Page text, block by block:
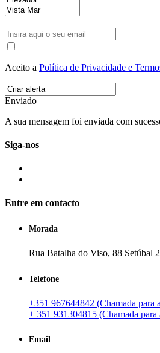
Aceito a Política de Privacidade e
Enviado
A sua mensagem foi enviada com
Siga-nos
Entre em contacto
Morada
Rua Batalha do Viso, 88 Setúbal
Telefone
+351 967644842 (Chamada para
+ 351 931304815 (Chamada
Email